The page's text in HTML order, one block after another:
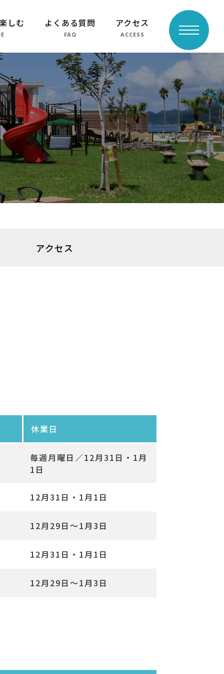
しむ よくある質問
FAQ
アクセス
ACCESS
toggle
navigation
よくある質問
周辺スポット
アクセス
休業日
毎週月曜日／12月31日・1月
1日
12月31日・1月1日
12月29日～1月3日
12月31日・1月1日
12月29日〜1月3日